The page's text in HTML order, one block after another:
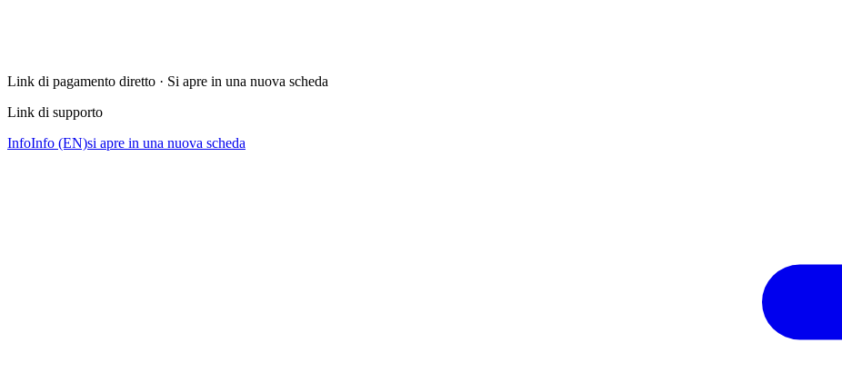
Link di pagamento diretto · Si apre in una nuova scheda
Link di supporto
InfoInfo (EN)si apre in una nuova scheda